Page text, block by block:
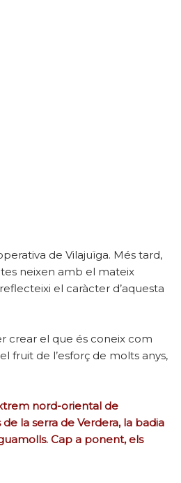
de Vilajuïga. Més tard,
neixen amb el mateix
el caràcter d’aquesta
crear el que és coneix com
fruit de l’esforç de molts anys,
nord-oriental de
la serra de Verdera, la badia
Cap a ponent, els